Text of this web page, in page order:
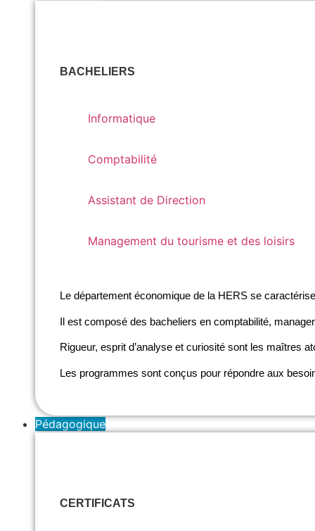
BACHELIERS
Informatique
Comptabilité
Assistant de Direction
Management du tourisme et des loisirs
Le département économique de la HERS se
Il est composé des bacheliers en comptabilité,
Rigueur, esprit d’analyse et curiosité sont les maîtres
Les programmes sont conçus pour répondre aux
Pédagogique
CERTIFICATS